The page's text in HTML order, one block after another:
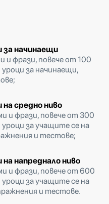
за начинаещи
и фрази, повече от 100
за начинаещи,
средно ниво
и фрази, повече от 300
за учащите се на
и тестове;
напреднало ниво
и фрази, повече от 600
за учащите се на
и тестове.